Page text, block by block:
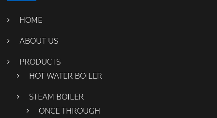
HOME
ABOUT US
PRODUCTS
HOT WATER BOILER
STEAM BOILER
ONCE THROUGH